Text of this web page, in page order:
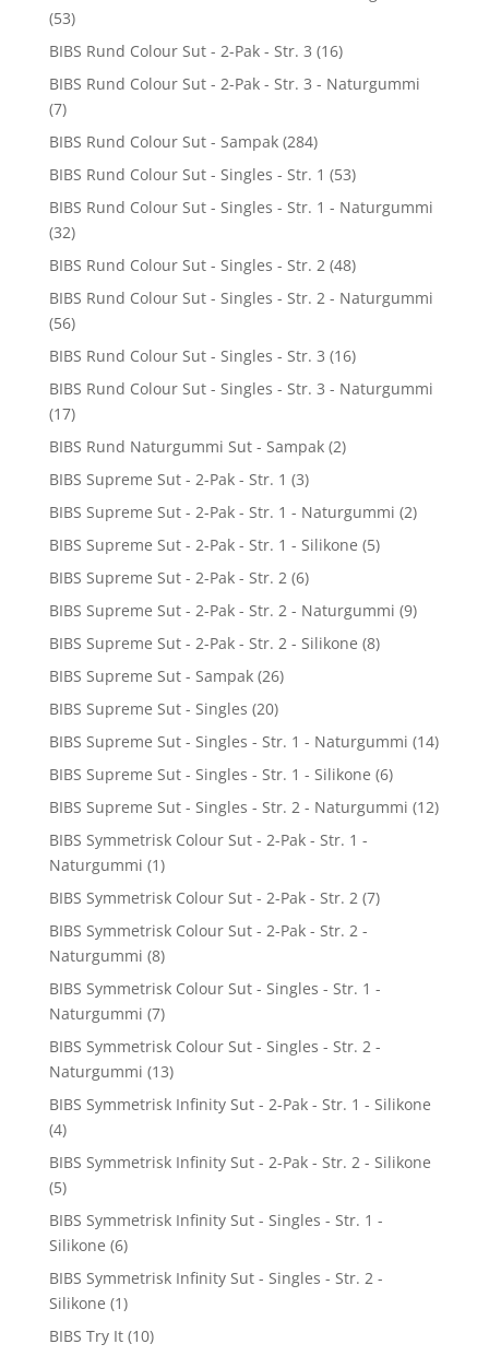
(53)
BIBS Rund Colour Sut - 2-Pak - Str. 3 (16)
BIBS Rund Colour Sut - 2-Pak - Str. 3 - Naturgummi
(7)
BIBS Rund Colour Sut - Sampak (284)
BIBS Rund Colour Sut - Singles - Str. 1 (53)
BIBS Rund Colour Sut - Singles - Str. 1 - Naturgummi
(32)
BIBS Rund Colour Sut - Singles - Str. 2 (48)
BIBS Rund Colour Sut - Singles - Str. 2 - Naturgummi
(56)
BIBS Rund Colour Sut - Singles - Str. 3 (16)
BIBS Rund Colour Sut - Singles - Str. 3 - Naturgummi
(17)
BIBS Rund Naturgummi Sut - Sampak (2)
BIBS Supreme Sut - 2-Pak - Str. 1 (3)
BIBS Supreme Sut - 2-Pak - Str. 1 - Naturgummi (2)
BIBS Supreme Sut - 2-Pak - Str. 1 - Silikone (5)
BIBS Supreme Sut - 2-Pak - Str. 2 (6)
BIBS Supreme Sut - 2-Pak - Str. 2 - Naturgummi (9)
BIBS Supreme Sut - 2-Pak - Str. 2 - Silikone (8)
BIBS Supreme Sut - Sampak (26)
BIBS Supreme Sut - Singles (20)
BIBS Supreme Sut - Singles - Str. 1 - Naturgummi (14)
BIBS Supreme Sut - Singles - Str. 1 - Silikone (6)
BIBS Supreme Sut - Singles - Str. 2 - Naturgummi (12)
BIBS Symmetrisk Colour Sut - 2-Pak - Str. 1 -
Naturgummi (1)
BIBS Symmetrisk Colour Sut - 2-Pak - Str. 2 (7)
BIBS Symmetrisk Colour Sut - 2-Pak - Str. 2 -
Naturgummi (8)
BIBS Symmetrisk Colour Sut - Singles - Str. 1 -
Naturgummi (7)
BIBS Symmetrisk Colour Sut - Singles - Str. 2 -
Naturgummi (13)
BIBS Symmetrisk Infinity Sut - 2-Pak - Str. 1 - Silikone
(4)
BIBS Symmetrisk Infinity Sut - 2-Pak - Str. 2 - Silikone
(5)
BIBS Symmetrisk Infinity Sut - Singles - Str. 1 -
Silikone (6)
BIBS Symmetrisk Infinity Sut - Singles - Str. 2 -
Silikone (1)
BIBS Try It (10)